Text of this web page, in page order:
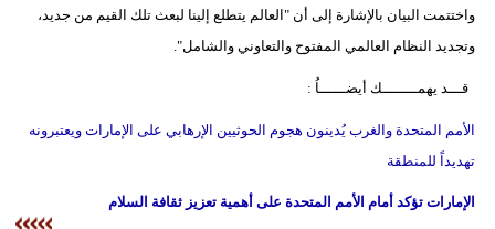
واختتمت البيان بالإشارة إلى أن "العالم يتطلع إلينا لبعث تلك القيم من جديد،
وتجديد النظام العالمي المفتوح والتعاوني والشامل".
قـــد يهمــــــــك أيضــــــاُ :
الأمم المتحدة والغرب يُدينون هجوم الحوثيين الإرهابي على الإمارات ويعتبرونه
تهديداً للمنطقة
الإمارات تؤكد أمام الأمم المتحدة على أهمية تعزيز ثقافة السلام